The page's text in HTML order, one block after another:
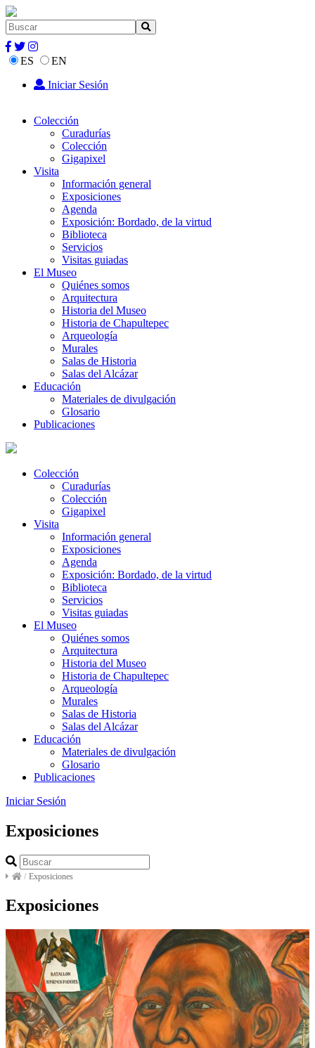
ES
EN
Iniciar Sesión
Colección
Curadurías
Colección
Gigapixel
Visita
Información general
Exposiciones
Agenda
Exposición: Bordado, de la virtud
Biblioteca
Servicios
Visitas guiadas
El Museo
Quiénes somos
Arquitectura
Historia del Museo
Historia de Chapultepec
Arqueología
Murales
Salas de Historia
Salas del Alcázar
Educación
Materiales de divulgación
Glosario
Publicaciones
Colección
Curadurías
Colección
Gigapixel
Visita
Información general
Exposiciones
Agenda
Exposición: Bordado, de la virtud
Biblioteca
Servicios
Visitas guiadas
El Museo
Quiénes somos
Arquitectura
Historia del Museo
Historia de Chapultepec
Arqueología
Murales
Salas de Historia
Salas del Alcázar
Educación
Materiales de divulgación
Glosario
Publicaciones
Iniciar Sesión
Exposiciones
/ Exposiciones
Exposiciones